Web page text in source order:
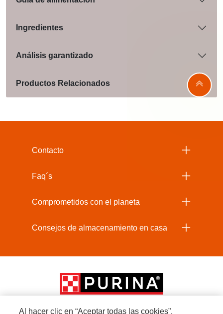
Ingredientes
Análisis garantizado
Productos Relacionados
Contacto
Faq´s
Comprometidos con el planeta
Consejos de almacenamiento en casa
Al hacer clic en “Aceptar todas las cookies”,